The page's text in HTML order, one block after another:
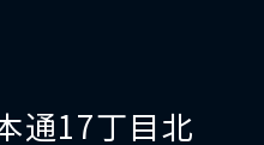
通17丁目北